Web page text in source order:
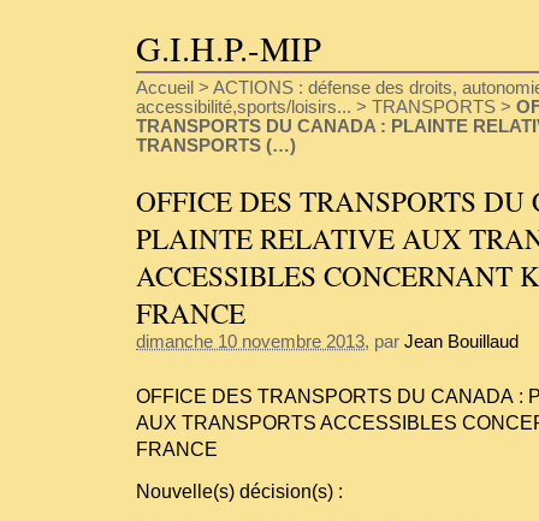
G.I.H.P.-MIP
Accueil > ACTIONS : défense des droits,
accessibilité,sports/loisirs... > TRANSPORTS >
TRANSPORTS DU CANADA : PLAINTE
TRANSPORTS (…)
OFFICE DES TRANSPORTS
PLAINTE RELATIVE AUX
ACCESSIBLES CONCERNANT
FRANCE
dimanche 10 novembre 2013, par Jean Bouillaud
OFFICE DES TRANSPORTS DU CANADA :
AUX TRANSPORTS ACCESSIBLES
FRANCE
Nouvelle(s) décision(s) :